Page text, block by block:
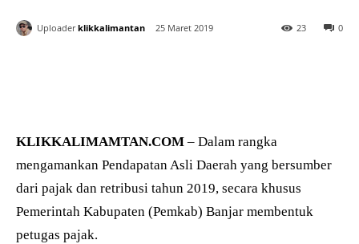
Uploader klikkalimantan 25 Maret 2019 0
23
KLIKKALIMAMTAN.COM – Dalam rangka
mengamankan Pendapatan Asli Daerah yang bersumber
dari pajak dan retribusi tahun 2019, secara khusus
Pemerintah Kabupaten (Pemkab) Banjar membentuk
petugas pajak.